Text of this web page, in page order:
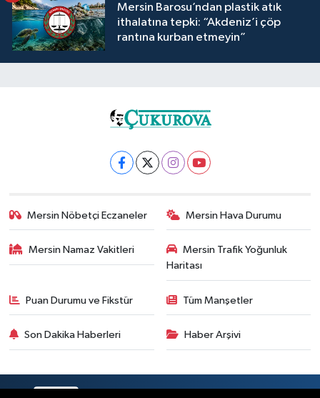
Mersin Barosu’ndan plastik atık
ithalatına tepki: “Akdeniz’i çöp
rantına kurban etmeyin”
Mersin Nöbetçi Eczaneler Mersin Hava Durumu
Mersin Namaz Vakitleri
Mersin Trafik Yoğunluk
Haritası
Puan Durumu ve Fikstür Tüm Manşetler
Son Dakika Haberleri Haber Arşivi